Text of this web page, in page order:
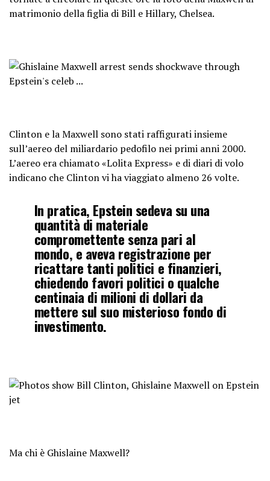
matrimonio della figlia di Bill e Hillary, Chelsea.
Clinton e la Maxwell sono stati raffigurati insieme
sull’aereo del miliardario pedofilo nei primi anni 2000.
L’aereo era chiamato «Lolita Express» e di diari di volo
indicano che Clinton vi ha viaggiato almeno 26 volte.
In pratica, Epstein sedeva su una
quantità di materiale
compromettente senza pari al
mondo, e aveva registrazione per
ricattare tanti politici e finanzieri,
chiedendo favori politici o qualche
centinaia di milioni di dollari da
mettere sul suo misterioso fondo di
investimento.
Ma chi è Ghislaine Maxwell?